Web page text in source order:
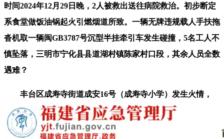
时间2024年12月29日晚，2人被救出送往病院救治。初步断定
系食堂做饭油锅起火引燃烟道所致。一辆无牌违规载人手扶拖
沓机取一辆闽GB3787号沉型半挂牵引车发生碰撞，5名工人不
慎坠落，三明市宁化县县道湖村镇陈家村口段，其余人员全数
遇难？
丰台区成寿寺街道成安16号（成寿寺小学）发生火情，